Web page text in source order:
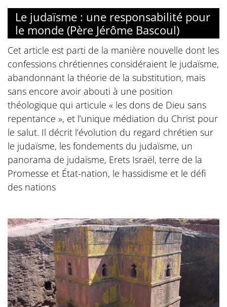
Le judaïsme : une responsabilité pour
le monde (Père Jérôme Bascoul)
Cet article est parti de la manière nouvelle dont les
confessions chrétiennes considéraient le judaïsme,
abandonnant la théorie de la substitution, mais
sans encore avoir abouti à une position
théologique qui articule « les dons de Dieu sans
repentance », et l’unique médiation du Christ pour
le salut. Il décrit l’évolution du regard chrétien sur
le judaïsme, les fondements du judaïsme, un
panorama de judaïsme, Erets Israël, terre de la
Promesse et État-nation, le hassidisme et le défi
des nations